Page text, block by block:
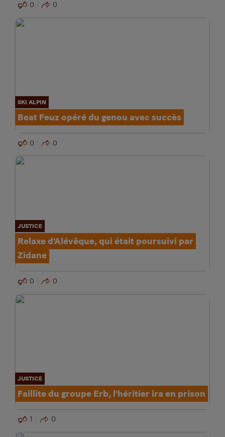
0 0
SKI ALPIN
Beat Feuz opéré du genou avec succès
0 0
JUSTICE
Relaxe d'Alévêque, qui était poursuivi par
Zidane
0 0
JUSTICE
Faillite du groupe Erb, l'héritier ira en prison
1 0